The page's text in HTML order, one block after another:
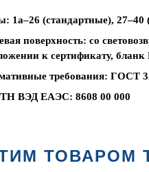
1а–26 (стандартные), 27–40
поверхность: со
к сертификату,
требования: ГОСТ
ВЭД ЕАЭС: 8608 00 000
ТОВАРОМ